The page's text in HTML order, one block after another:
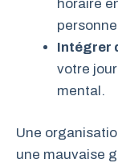
horaire
Intégrer
votre
mental.
Une
une mauvaise